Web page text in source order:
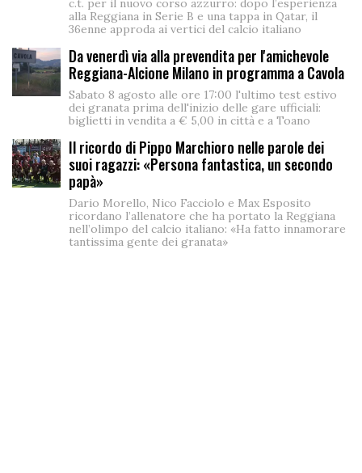
c.t. per il nuovo corso azzurro: dopo l’esperienza
alla Reggiana in Serie B e una tappa in Qatar, il
36enne approda ai vertici del calcio italiano
Da venerdì via alla prevendita per l'amichevole
Reggiana-Alcione Milano in programma a Cavola
Sabato 8 agosto alle ore 17:00 l'ultimo test estivo
dei granata prima dell'inizio delle gare ufficiali:
biglietti in vendita a € 5,00 in città e a Toano
Il ricordo di Pippo Marchioro nelle parole dei
suoi ragazzi: «Persona fantastica, un secondo
papà»
Dario Morello, Nico Facciolo e Max Esposito
ricordano l’allenatore che ha portato la Reggiana
nell’olimpo del calcio italiano: «Ha fatto innamorare
tantissima gente dei granata»